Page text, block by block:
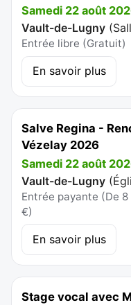
Samedi 22 août
Vault-de-Lugny (
Entrée libre (Gratuit)
En savoir plus
Salve Regina -
Vézelay 2026
Samedi 22 août
Vault-de-Lugny (
Entrée payante (De
€)
En savoir plus
Stage vocal avec